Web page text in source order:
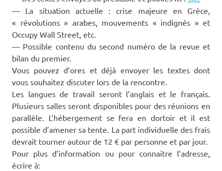
— La situation actuelle : crise majeure en Grèce,
« révolutions » arabes, mouvements « indignés » et
Occupy Wall Street, etc.
— Possible contenu du second numéro de la revue et
bilan du premier.
Vous pouvez d’ores et déjà envoyer les textes dont
vous souhaitez discuter lors de la rencontre.
Les langues de travail seront l’anglais et le français.
Plusieurs salles seront disponibles pour des réunions en
parallèle. L’hébergement se fera en dortoir et il est
possible d’amener sa tente. La part individuelle des frais
devrait tourner autour de 12 € par personne et par jour.
Pour plus d’information ou pour connaitre l’adresse,
écrire à: